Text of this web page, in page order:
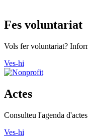
Fes voluntariat
Vols fer voluntariat?
Ves-hi
Actes
Consulteu l'agenda
Ves-hi